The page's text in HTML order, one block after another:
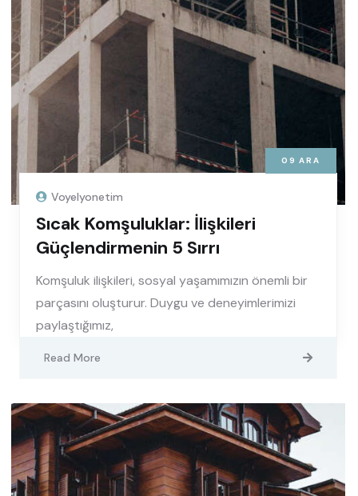
09 ARA
Voyelyonetim
Sıcak Komşuluklar: İlişkileri
Güçlendirmenin 5 Sırrı
Komşuluk ilişkileri, sosyal yaşamımızın önemli bir
parçasını oluşturur. Duygu ve deneyimlerimizi
paylaştığımız,
Read More